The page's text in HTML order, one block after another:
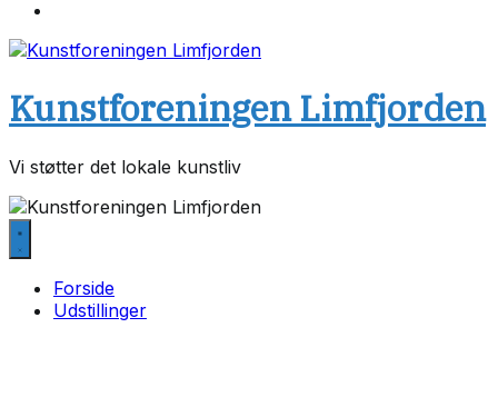
Kunstforeningen Limfjorden
Vi støtter det lokale kunstliv
Forside
Udstillinger